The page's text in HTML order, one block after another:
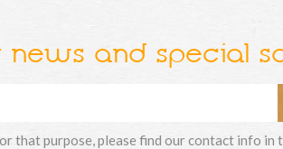
news and special
that purpose, please find our contact info in